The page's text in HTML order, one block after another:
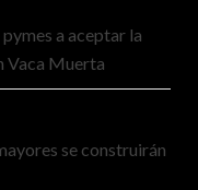
a aceptar la
Vaca Muerta
se construirán